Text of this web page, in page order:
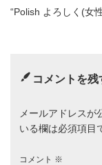
プ
“Polish よろしく(女性
コメントを残
メールアドレスが
いる欄は必須項目
コメント ※